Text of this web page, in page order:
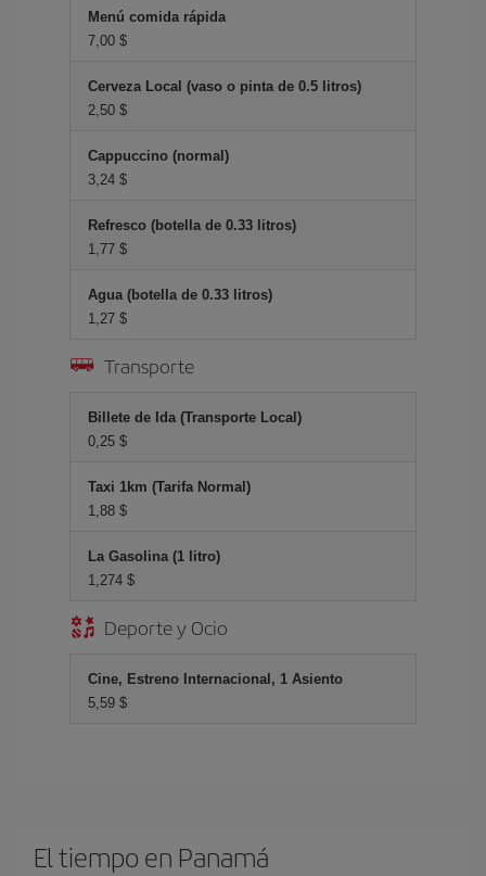
Menú comida rápida
7,00 $
Cerveza Local (vaso o pinta de 0.5 litros)
2,50 $
Cappuccino (normal)
3,24 $
Refresco (botella de 0.33 litros)
1,77 $
Agua (botella de 0.33 litros)
1,27 $
Transporte
Billete de Ida (Transporte Local)
0,25 $
Taxi 1km (Tarifa Normal)
1,88 $
La Gasolina (1 litro)
1,274 $
Deporte y Ocio
Cine, Estreno Internacional, 1 Asiento
5,59 $
El tiempo en Panam